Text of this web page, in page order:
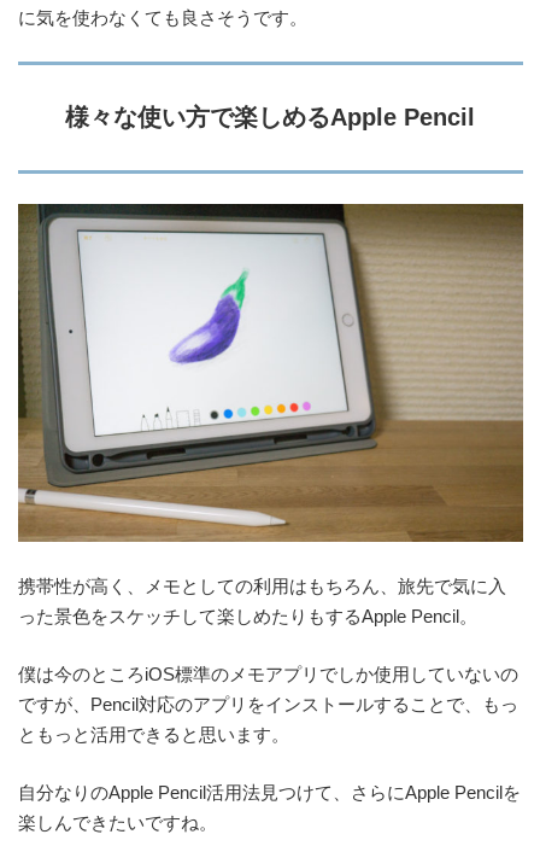
に気を使わなくても良さそうです。
様々な使い方で楽しめるApple Pencil
携帯性が高く、メモとしての利用はもちろん、旅先で気に入
った景色をスケッチして楽しめたりもするApple Pencil。
僕は今のところiOS標準のメモアプリでしか使用していないの
ですが、Pencil対応のアプリをインストールすることで、もっ
ともっと活用できると思います。
自分なりのApple Pencil活用法見つけて、さらにApple Pencilを
楽しんできたいですね。